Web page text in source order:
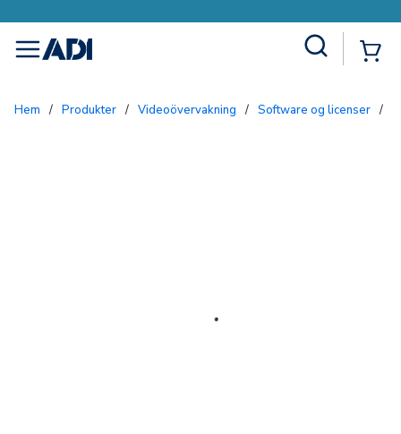
menu
Hem / Produkter / Videoövervakning / Software og licenser /